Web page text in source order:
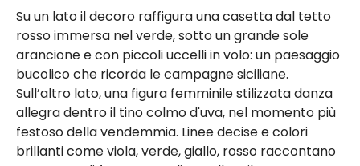
Su un lato il decoro raffigura una casetta dal tetto
rosso immersa nel verde, sotto un grande sole
arancione e con piccoli uccelli in volo: un paesaggio
bucolico che ricorda le campagne siciliane.
Sull’altro lato, una figura femminile stilizzata danza
allegra dentro il tino colmo d'uva, nel momento più
festoso della vendemmia. Linee decise e colori
brillanti come viola, verde, giallo, rosso raccontano